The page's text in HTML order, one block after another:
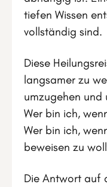
tiefen Wissen
vollständig sind.
Diese
langsamer zu
umzugehen und
Wer bin ich,
Wer bin ich,
beweisen zu
Die Antwort auf